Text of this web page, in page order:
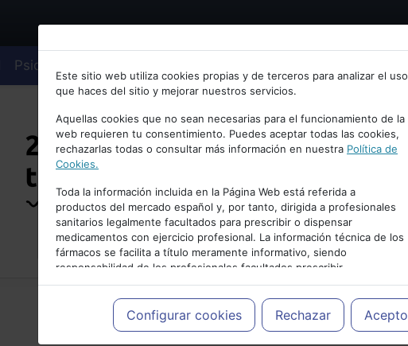
Bienvenid@ a psiquiatria.com
Escribe tu Email
Accede o regístrate con tu email.
Cancelar
Psiquiatría
Este sitio web utiliza cookies propias y de terceros para analizar el uso
que haces del sitio y mejorar nuestros servicios.
Aquellas cookies que no sean necesarias para el funcionamiento de la
web requieren tu consentimiento. Puedes aceptar todas las cookies,
rechazarlas todas o consultar más información en nuestra Política de
Cookies.
Toda la información incluida en la Página Web está referida a
productos del mercado español y, por tanto, dirigida a profesionales
sanitarios legalmente facultados para prescribir o dispensar
medicamentos con ejercicio profesional. La información técnica de los
fármacos se facilita a título meramente informativo, siendo
responsabilidad de los profesionales facultados prescribir
medicamentos y decidir, en cada caso concreto, el tratamiento más
adecuado a las necesidades del paciente.
Configurar cookies Rechazar Acepto
PUBLICIDAD